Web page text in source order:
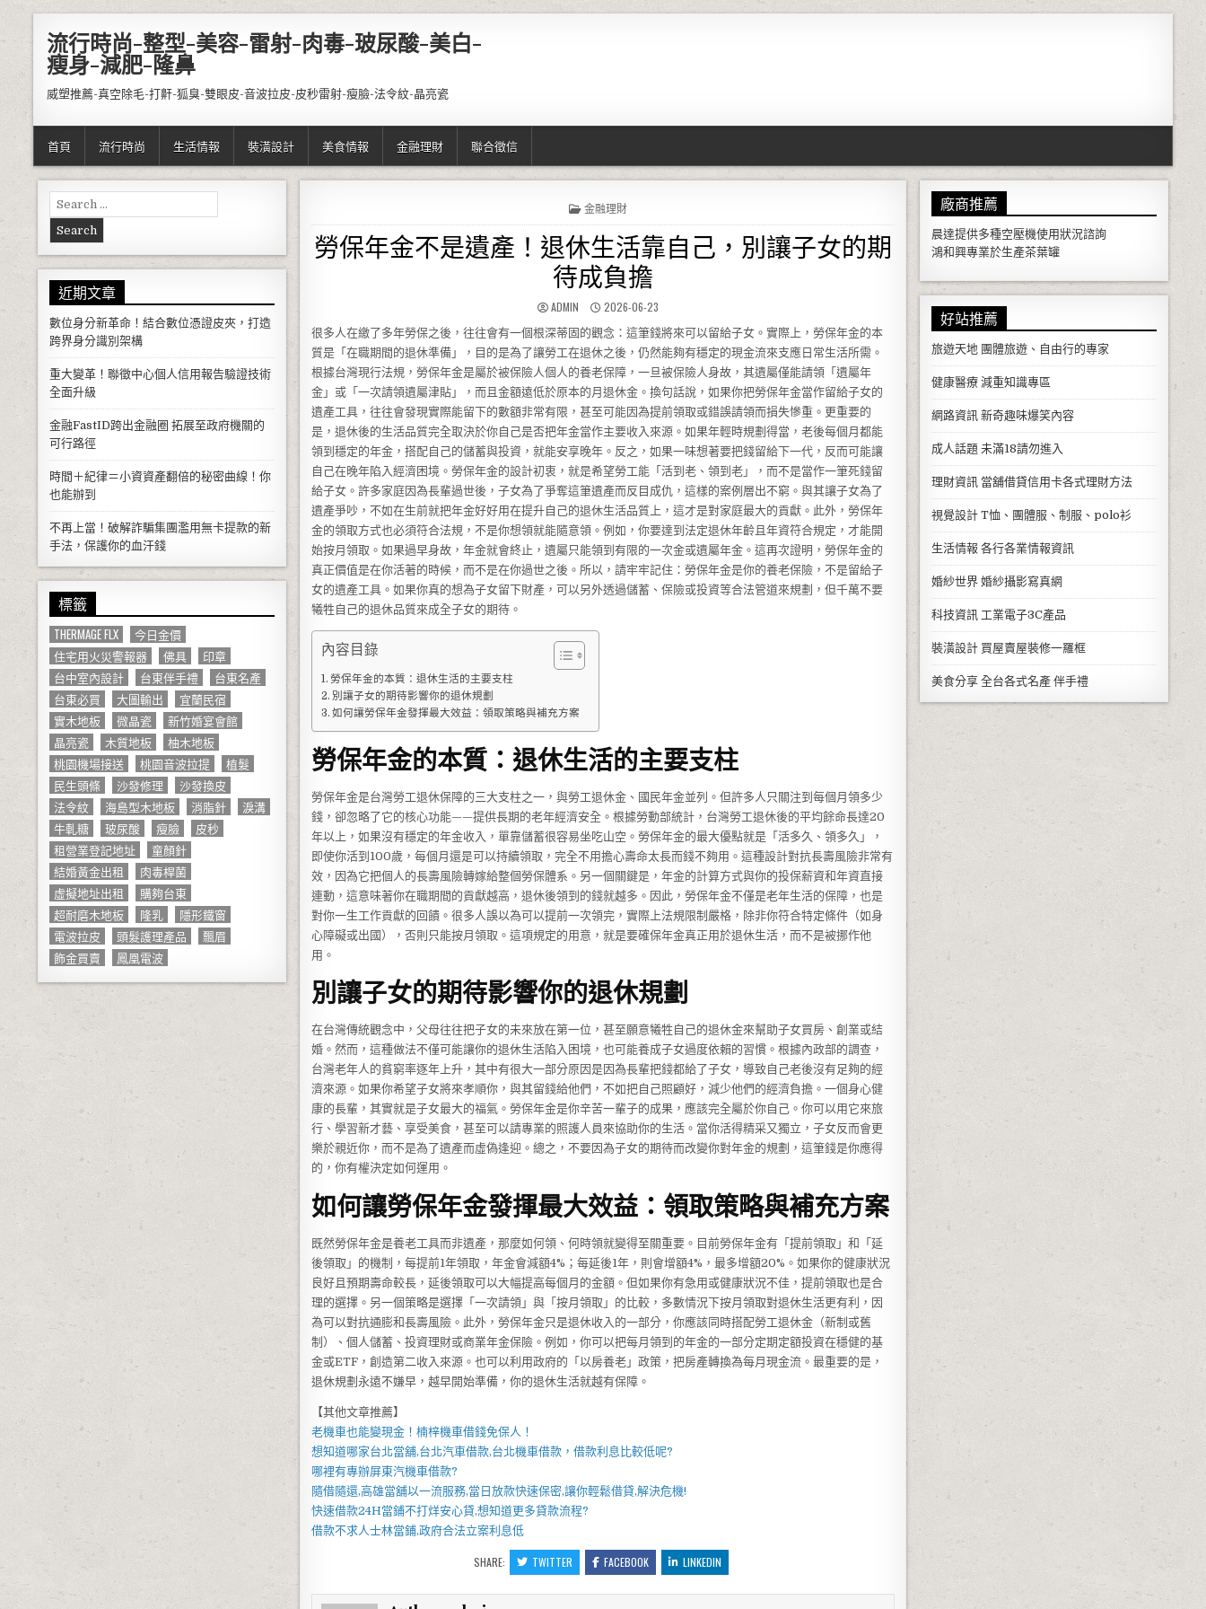
流行時尚-整型-美容-雷射-肉毒-玻尿酸-美白-
瘦身-減肥-隆鼻
威塑推薦-真空除毛-打鼾-狐臭-雙眼皮-音波拉皮-皮秒雷射-瘦臉-法令紋-晶亮瓷
首頁 流行時尚 生活情報 裝潢設計 美食情報 金融理財 聯合徵信
POSTED IN
金融理財
勞保年金不是遺產！退休生活靠自己，別讓子女的期
待成負擔
AUTHOR:
ADMIN PUBLISHED DATE:
2026-06-23
很多人在繳了多年勞保之後，往往會有一個根深蒂固的觀念：這筆錢將來可以留給子女。實際上，勞保年金的本
質是「在職期間的退休準備」，目的是為了讓勞工在退休之後，仍然能夠有穩定的現金流來支應日常生活所需。
根據台灣現行法規，勞保年金是屬於被保險人個人的養老保障，一旦被保險人身故，其遺屬僅能請領「遺屬年
金」或「一次請領遺屬津貼」，而且金額遠低於原本的月退休金。換句話說，如果你把勞保年金當作留給子女的
遺產工具，往往會發現實際能留下的數額非常有限，甚至可能因為提前領取或錯誤請領而損失慘重。更重要的
是，退休後的生活品質完全取決於你自己是否把年金當作主要收入來源。如果年輕時規劃得當，老後每個月都能
領到穩定的年金，搭配自己的儲蓄與投資，就能安享晚年。反之，如果一味想著要把錢留給下一代，反而可能讓
自己在晚年陷入經濟困境。勞保年金的設計初衷，就是希望勞工能「活到老、領到老」，而不是當作一筆死錢留
給子女。許多家庭因為長輩過世後，子女為了爭奪這筆遺產而反目成仇，這樣的案例層出不窮。與其讓子女為了
遺產爭吵，不如在生前就把年金好好用在提升自己的退休生活品質上，這才是對家庭最大的貢獻。此外，勞保年
金的領取方式也必須符合法規，不是你想領就能隨意領。例如，你要達到法定退休年齡且年資符合規定，才能開
始按月領取。如果過早身故，年金就會終止，遺屬只能領到有限的一次金或遺屬年金。這再次證明，勞保年金的
真正價值是在你活著的時候，而不是在你過世之後。所以，請牢牢記住：勞保年金是你的養老保險，不是留給子
女的遺產工具。如果你真的想為子女留下財產，可以另外透過儲蓄、保險或投資等合法管道來規劃，但千萬不要
犧牲自己的退休品質來成全子女的期待。
內容目錄
勞保年金的本質：退休生活的主要支柱
別讓子女的期待影響你的退休規劃
如何讓勞保年金發揮最大效益：領取策略與補充方案
勞保年金的本質：退休生活的主要支柱
勞保年金是台灣勞工退休保障的三大支柱之一，與勞工退休金、國民年金並列。但許多人只關注到每個月領多少
錢，卻忽略了它的核心功能——提供長期的老年經濟安全。根據勞動部統計，台灣勞工退休後的平均餘命長達20
年以上，如果沒有穩定的年金收入，單靠儲蓄很容易坐吃山空。勞保年金的最大優點就是「活多久、領多久」，
即使你活到100歲，每個月還是可以持續領取，完全不用擔心壽命太長而錢不夠用。這種設計對抗長壽風險非常有
效，因為它把個人的長壽風險轉嫁給整個勞保體系。另一個關鍵是，年金的計算方式與你的投保薪資和年資直接
連動，這意味著你在職期間的貢獻越高，退休後領到的錢就越多。因此，勞保年金不僅是老年生活的保障，也是
對你一生工作貢獻的回饋。很多人誤以為可以提前一次領完，實際上法規限制嚴格，除非你符合特定條件（如身
心障礙或出國），否則只能按月領取。這項規定的用意，就是要確保年金真正用於退休生活，而不是被挪作他
用。
別讓子女的期待影響你的退休規劃
在台灣傳統觀念中，父母往往把子女的未來放在第一位，甚至願意犧牲自己的退休金來幫助子女買房、創業或結
婚。然而，這種做法不僅可能讓你的退休生活陷入困境，也可能養成子女過度依賴的習慣。根據內政部的調查，
台灣老年人的貧窮率逐年上升，其中有很大一部分原因是因為長輩把錢都給了子女，導致自己老後沒有足夠的經
濟來源。如果你希望子女將來孝順你，與其留錢給他們，不如把自己照顧好，減少他們的經濟負擔。一個身心健
康的長輩，其實就是子女最大的福氣。勞保年金是你辛苦一輩子的成果，應該完全屬於你自己。你可以用它來旅
行、學習新才藝、享受美食，甚至可以請專業的照護人員來協助你的生活。當你活得精采又獨立，子女反而會更
樂於親近你，而不是為了遺產而虛偽逢迎。總之，不要因為子女的期待而改變你對年金的規劃，這筆錢是你應得
的，你有權決定如何運用。
如何讓勞保年金發揮最大效益：領取策略與補充方案
既然勞保年金是養老工具而非遺產，那麼如何領、何時領就變得至關重要。目前勞保年金有「提前領取」和「延
後領取」的機制，每提前1年領取，年金會減額4%；每延後1年，則會增額4%，最多增額20%。如果你的健康狀況
良好且預期壽命較長，延後領取可以大幅提高每個月的金額。但如果你有急用或健康狀況不佳，提前領取也是合
理的選擇。另一個策略是選擇「一次請領」與「按月領取」的比較，多數情況下按月領取對退休生活更有利，因
為可以對抗通膨和長壽風險。此外，勞保年金只是退休收入的一部分，你應該同時搭配勞工退休金（新制或舊
制）、個人儲蓄、投資理財或商業年金保險。例如，你可以把每月領到的年金的一部分定期定額投資在穩健的基
金或ETF，創造第二收入來源。也可以利用政府的「以房養老」政策，把房產轉換為每月現金流。最重要的是，
退休規劃永遠不嫌早，越早開始準備，你的退休生活就越有保障。
【其他文章推薦】
老機車也能變現金！楠梓機車借錢免保人！
想知道哪家台北當舖,台北汽車借款,台北機車借款 ，借款利息比較低呢?
哪裡有專辦屏東汽機車借款?
隨借隨還,高雄當舖以一流服務,當日放款快速保密,讓你輕鬆借貸,解決危機!
快速借款24H當鋪不打烊安心貸,想知道更多貸款流程?
借款不求人士林當鋪,政府合法立案利息低
SHARE: TWITTER FACEBOOK LINKEDIN
Search for:
近期文章
數位身分新革命！結合數位憑證皮夾，打造
跨界身分識別架構
重大變革！聯徵中心個人信用報告驗證技術
全面升級
金融FastID跨出金融圈 拓展至政府機關的
可行路徑
時間＋紀律＝小資資產翻倍的秘密曲線！你
也能辦到
不再上當！破解詐騙集團濫用無卡提款的新
手法，保護你的血汗錢
標籤
THERMAGE FLX
今日金價
住宅用火災警報器
佛具
印章
台中室內設計
台東伴手禮
台東名產
台東必買
大圖輸出
宜蘭民宿
實木地板
微晶瓷
新竹婚宴會館
晶亮瓷
木質地板
柚木地板
桃園機場接送
桃園音波拉提
植髮
民生頭條
沙發修理
沙發換皮
法令紋
海島型木地板 消脂針
淚溝
牛軋糖
玻尿酸 瘦臉
皮秒
租營業登記地址
童顏針
結婚黃金出租
肉毒桿菌
虛擬地址出租
購夠台東
超耐磨木地板
隆乳
隱形鐵窗
電波拉皮
頭髮護理產品
飄眉
飾金買賣
鳳凰電波
廠商推薦
晨達提供多種空壓機使用狀況諮詢
鴻和興專業於生產茶葉罐
好站推薦
旅遊天地團體旅遊、自由行的專家
健康醫療減重知識專區
網路資訊新奇趣味爆笑內容
成人話題未滿18請勿進入
理財資訊當舖借貸信用卡各式理財方法
視覺設計T恤、團體服、制服、polo衫
生活情報 各行各業情報資訊
婚紗世界婚紗攝影寫真網
科技資訊工業電子3C產品
裝潢設計買屋賣屋裝修一羅框
美食分享全台各式名產 伴手禮